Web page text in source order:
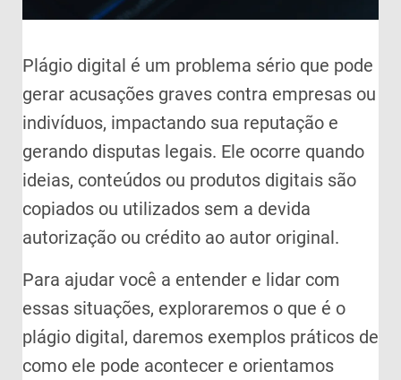
Plágio digital é um problema sério que pode
gerar acusações graves contra empresas ou
indivíduos, impactando sua reputação e
gerando disputas legais. Ele ocorre quando
ideias, conteúdos ou produtos digitais são
copiados ou utilizados sem a devida
autorização ou crédito ao autor original.
Para ajudar você a entender e lidar com
essas situações, exploraremos o que é o
plágio digital, daremos exemplos práticos de
como ele pode acontecer e orientamos